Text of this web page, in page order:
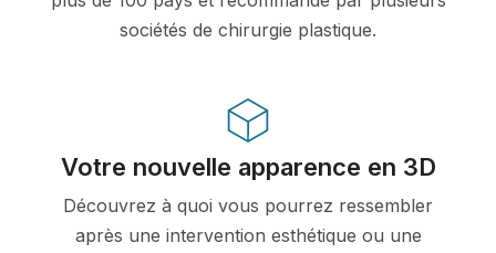
sociétés de chirurgie plastique.
Votre nouvelle apparence en 3D
Découvrez à quoi vous pourrez ressembler
après une intervention esthétique ou une